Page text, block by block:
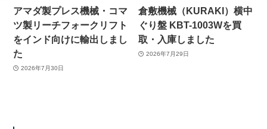
アマダ製プレス機械・コマ
ツ製リーチフォークリフト
をインド向けに輸出しまし
た
2026年7月30日
倉敷機械（KURAKI）横中
ぐり盤 KBT-1003Wを買
取・入庫しました
2026年7月29日